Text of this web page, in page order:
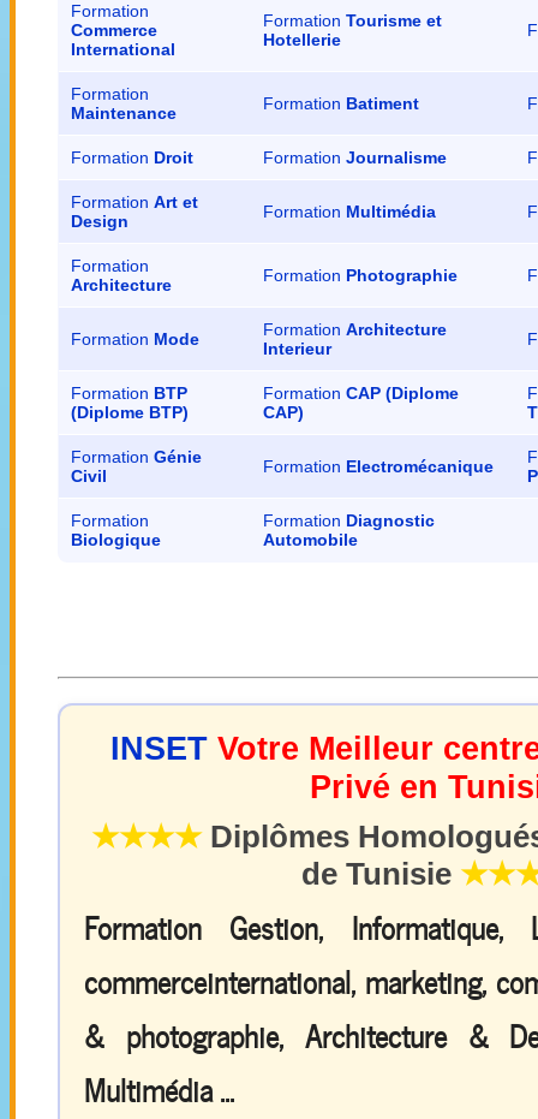
Formation
Commerce
International
Formation Tourisme et
Hotellerie
Formation
Maintenance
Formation Batiment
Formation Droit Formation Journalisme
Formation Art et
Design
Formation Multimédia
Formation
Architecture
Formation Photographie
Formation Mode Formation Architecture
Interieur
Formation BTP
(Diplome BTP)
Formation CAP (Diplome
CAP)
Formation Génie
Civil
Formation Electromécanique
Formation
Biologique
Formation Diagnostic
Automobile
INSET Votre Meilleur
Privé en
★★★★Diplômes
de Tunisie
Formation Gestion, Informatique,
commerceinternational, marketing,
& photographie, Architecture &
Multimédia ...